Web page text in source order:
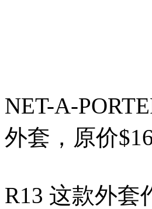
NET-A-
外套，原价
R13 这款外套